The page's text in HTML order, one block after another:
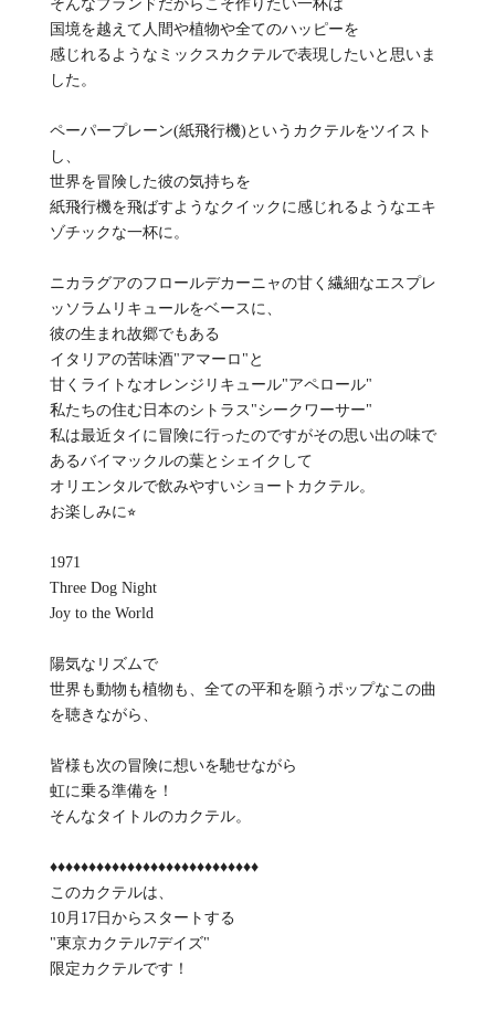
そんなブランドだからこそ作りたい一杯は
国境を越えて人間や植物や全てのハッピーを
感じれるようなミックスカクテルで表現したいと思いま
した。
ペーパープレーン(紙飛行機)というカクテルをツイスト
し、
世界を冒険した彼の気持ちを
紙飛行機を飛ばすようなクイックに感じれるようなエキ
ゾチックな一杯に。
ニカラグアのフロールデカーニャの甘く繊細なエスプレ
ッソラムリキュールをベースに、
彼の生まれ故郷でもある
イタリアの苦味酒"アマーロ"と
甘くライトなオレンジリキュール"アペロール"
私たちの住む日本のシトラス"シークワーサー"
私は最近タイに冒険に行ったのですがその思い出の味で
あるバイマックルの葉とシェイクして
オリエンタルで飲みやすいショートカクテル。
お楽しみに⭐︎
1971
Three Dog Night
Joy to the World
陽気なリズムで
世界も動物も植物も、全ての平和を願うポップなこの曲
を聴きながら、
皆様も次の冒険に想いを馳せながら
虹に乗る準備を！
そんなタイトルのカクテル。
♦︎♦︎♦︎♦︎♦︎♦︎♦︎♦︎♦︎♦︎♦︎♦︎♦︎♦︎♦︎♦︎♦︎♦︎♦︎♦︎♦︎♦︎♦︎♦︎♦︎♦︎♦︎
このカクテルは、
10月17日からスタートする
"東京カクテル7デイズ"
限定カクテルです！